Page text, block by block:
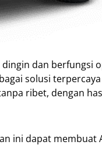
dan berfungsi
solusi
ribet, dengan
ini dapat membuat